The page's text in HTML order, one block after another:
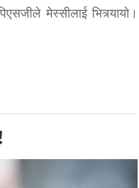
मेस्सीलाई भित्र्यायो।